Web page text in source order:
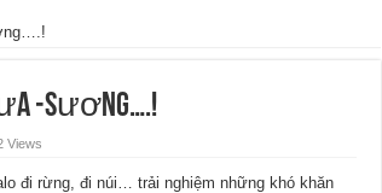
-Sương….!
Views
đi rừng, đi núi… trải nghiệm những khó khăn